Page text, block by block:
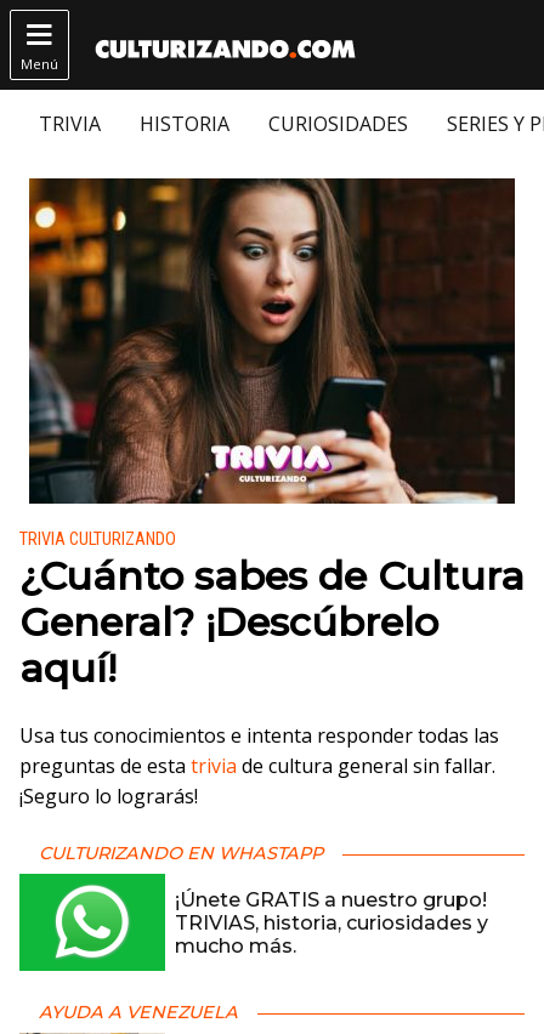

Menú
TRIVIA HISTORIA CURIOSIDADES SERIES Y
Publicado en:
TRIVIA CULTURIZANDO
¿Cuánto sabes de Cultura
General? ¡Descúbrelo
aquí!
Usa tus conocimientos e intenta responder todas las
preguntas de esta trivia de cultura general sin fallar.
¡Seguro lo lograrás!
CULTURIZANDO EN WHASTAPP
¡Únete GRATIS a nuestro grupo!
TRIVIAS, historia, curiosidades y
mucho más.
AYUDA A VENEZUELA